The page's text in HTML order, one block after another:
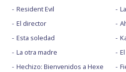
Resident Evil
El director
Esta soledad
La otra madre
Hechizo: Bienvenidos a Hexe